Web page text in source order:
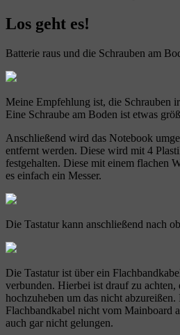
Los geht es!
Batterie raus und die Schrauben am
Meine Empfehlung ist, die Schrauben
Eine Schraube am Boden ist etwas
Anschließend wird das Notebook
entfernt werden. Diese wird mit 4
festgehalten. Diese mit einem flachen
es einfach ein Messer.
Die Tastatur kann anschließend nach
Die Tastatur ist über ein
verbunden. Hierbei ist drauf zu achten,
hochzuheben um das nicht abzureißen.
Flachbandkabel nicht vom Mainboard
auch gar nicht gelungen.